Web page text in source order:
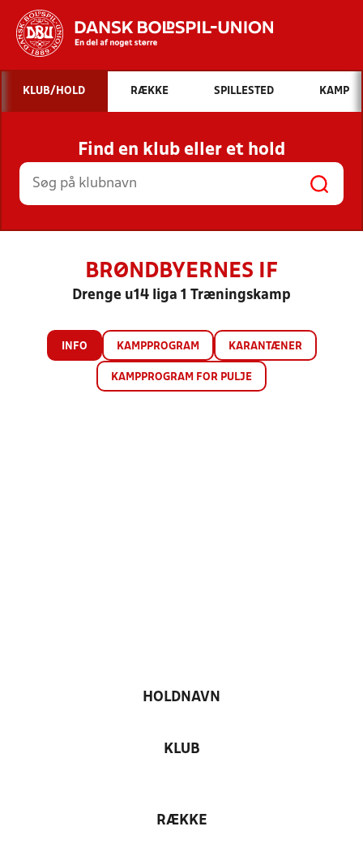
Hvad vil du søge efter?
INDHOLD OG NYHEDER
STILLINGER, RESULTATER, KLUBBER OG
HOLD
KLUB/HOLD RÆKKE SPILLESTED KAMP
Find en klub eller et hold
BRØNDBYERNES IF
Drenge u14 liga 1 Træningskamp
INFO KAMPPROGRAM KARANTÆNER
KAMPPROGRAM FOR PULJE
HOLDNAVN
KLUB
RÆKKE